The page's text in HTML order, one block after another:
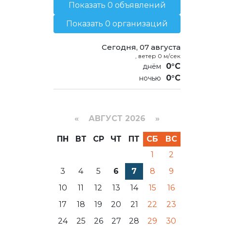
Показать 0 объявлений
Показать 0 организаций
Сегодня, 07 августа
, ветер 0 м/сек
0°C
0°C
« АВГУСТ 2026 »
ПН ВТ СР ЧТ ПТ СБ
ВС
1
2
3
4 5 6 7 8
9
10
11 12 13 14 15
16
17
18 19 20 21 22
23
24
25 26 27 28 29
30